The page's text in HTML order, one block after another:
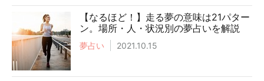
【なるほど！】走る夢の意味は21パター
ン。場所・人・状況別の夢占いを解説
夢占い 2021.10.15